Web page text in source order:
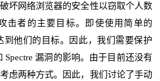
网络浏览器的安全性以窃取个人数
击者的主要目标。即使使用简单的
到他们的目标。因此，我们需要保护
Spectre 漏洞的影响。由于目前还没有
虑两种方式。因此，我们讨论了手动